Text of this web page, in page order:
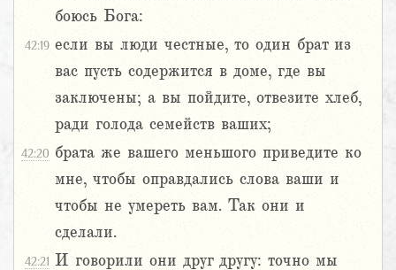
боюсь Бога:
42:19 если вы люди честные, то один брат из
вас пусть содержится в доме, где вы
заключены; а вы пойдите, отвезите хлеб,
ради голода семейств ваших;
42:20 брата же вашего меньшого приведите ко
мне, чтобы оправдались слова ваши и
чтобы не умереть вам. Так они и
сделали.
42:21 И говорили они друг другу: точно мы